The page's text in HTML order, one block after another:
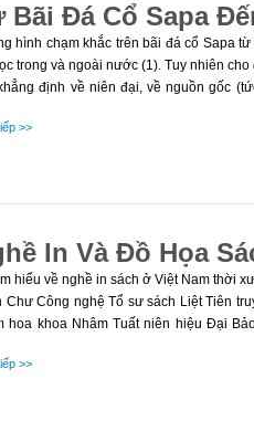
Bãi Đá Cổ Sapa
hình chạm khắc trên bãi đá cổ Sapa
trong và ngoài nước (1). Tuy nhiên
định về niên đại, về nguồn gốc
>>
In Và Đồ Họa
hiểu về nghề in sách ở Việt Nam thời
Chư Công nghệ Tổ sư sách Liệt Tiên
hoa khoa Nhâm Tuất niên hiệu Đại
>>